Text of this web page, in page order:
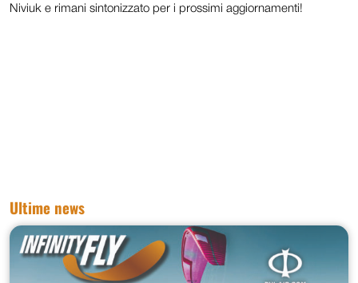
Niviuk e rimani sintonizzato per i prossimi aggiornamenti!
Ultime news